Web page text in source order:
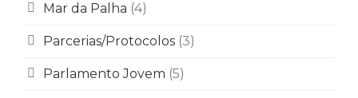
Mar da Palha (4)
Parcerias/Protocolos (3)
Parlamento Jovem (5)